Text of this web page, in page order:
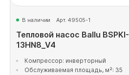
В наличии Арт. 49505-1
Тепловой насос Ballu BSPKI-
13HN8_V4
Компрессор: инверторный
Обслуживаемая площадь, м²: 35